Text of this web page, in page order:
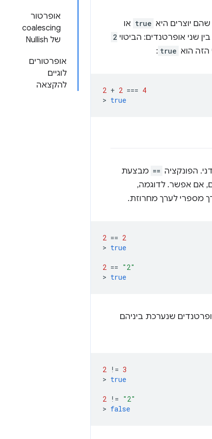
אופרטור
coalescing
של Nullish
אופרטורים
לוגיים
להקצאה
יוצרים היא true או
שני אופרטנדים: הביטוי 2
הזה הוא true
:
2 + 2 === 4
> true
הפונקציה == מבצעת
אם אפשר. לדוגמה,
מספרי לערך מחרוזת.
2 == 2
> true
2 == "2"
> true
אופרטנדים שנערכת ביניהם
2 != 3
> true
2 != "2"
> false